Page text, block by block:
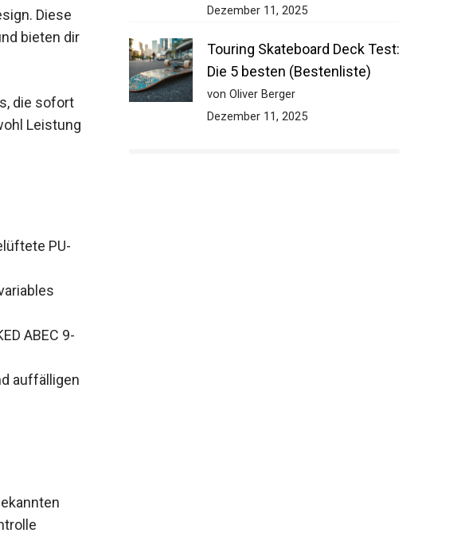
Design.
und
die
sowohl
PU-
ABEC
Dezember 11, 2025
Touring Skateboard Deck
Test: Die 5 besten
(Bestenliste)
von Oliver Berger